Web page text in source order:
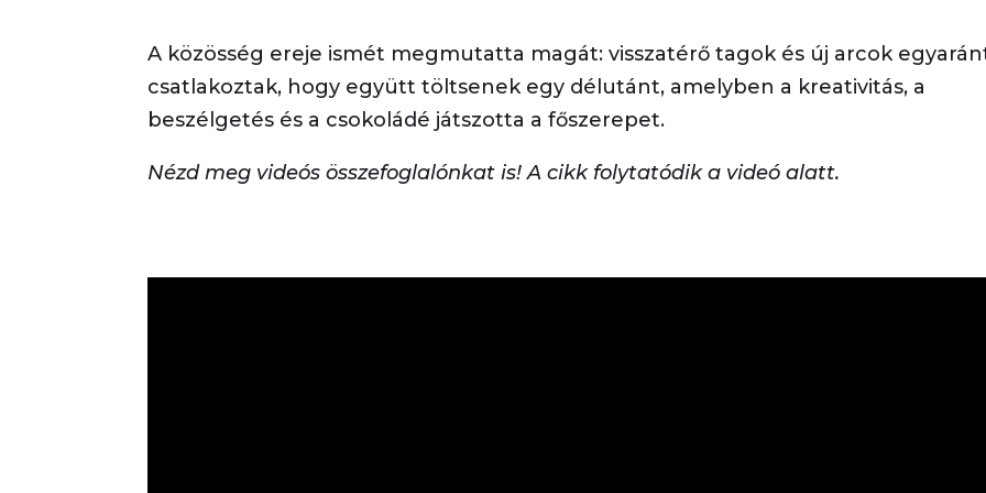
A közösség ereje ismét megmutatta magát: visszatérő tagok és új arcok
csatlakoztak, hogy együtt töltsenek egy délutánt, amelyben a kreativitás, a
beszélgetés és a csokoládé játszotta a főszerepet.
Nézd meg videós összefoglalónkat is! A cikk folytatódik a videó alatt.